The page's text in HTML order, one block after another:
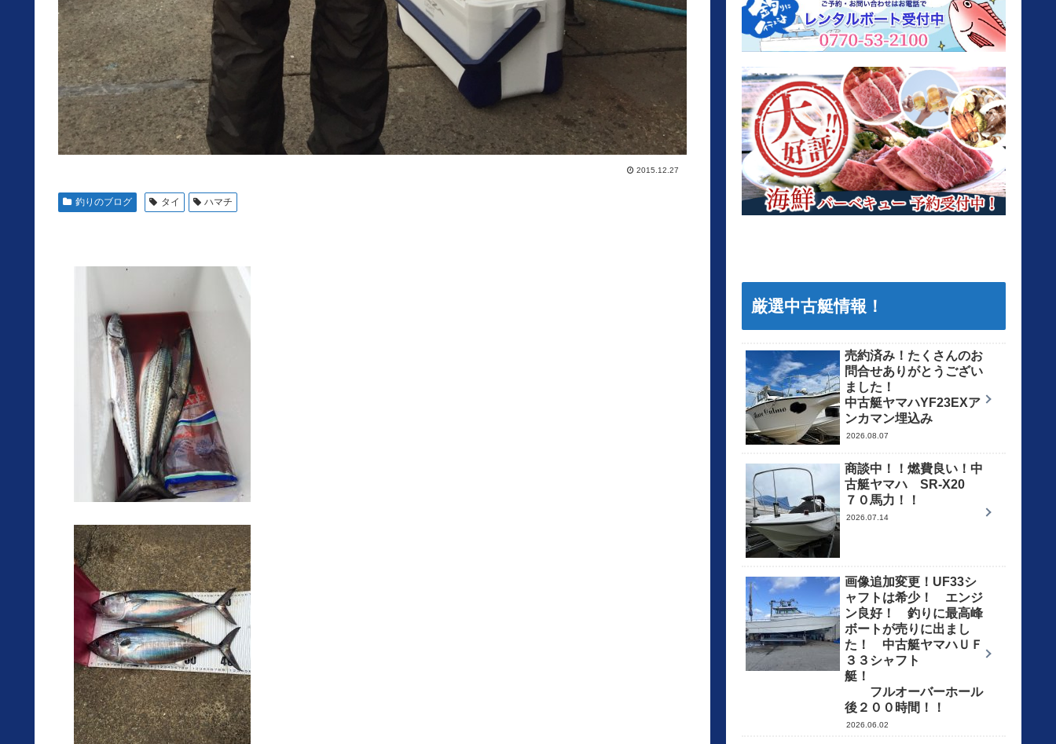
2015.12.27
釣りのブログ タイ ハマチ
厳選中古艇情報！
売約済み！たくさんのお
問合せありがとうござい
ました！
中古艇ヤマハYF23EXア
ンカマン埋込み
2026.08.07
商談中！！燃費良い！中
古艇ヤマハ SR-X20
７０馬力！！
2026.07.14
画像追加変更！UF33シ
ャフトは希少！ エンジ
ン良好！ 釣りに最高峰
ボートが売りに出まし
た！ 中古艇ヤマハＵＦ
３３シャフト
艇！
フルオーバーホール
後２００時間！！
2026.06.02